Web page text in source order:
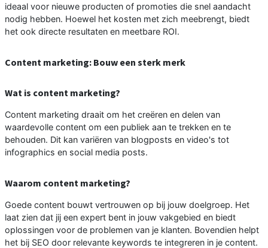
ideaal voor nieuwe producten of promoties die snel aandacht
nodig hebben. Hoewel het kosten met zich meebrengt, biedt
het ook directe resultaten en meetbare ROI.
Content marketing: Bouw een sterk merk
Wat is content marketing?
Content marketing draait om het creëren en delen van
waardevolle content om een publiek aan te trekken en te
behouden. Dit kan variëren van blogposts en video's tot
infographics en social media posts.
Waarom content marketing?
Goede content bouwt vertrouwen op bij jouw doelgroep. Het
laat zien dat jij een expert bent in jouw vakgebied en biedt
oplossingen voor de problemen van je klanten. Bovendien helpt
het bij SEO door relevante keywords te integreren in je content.